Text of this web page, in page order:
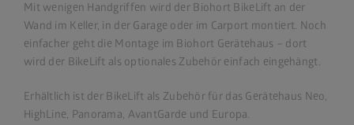
Mit wenigen Handgriffen wird der Biohort BikeLift an der
Wand im Keller, in der Garage oder im Carport montiert. Noch
einfacher geht die Montage im Biohort Gerätehaus – dort
wird der BikeLift als optionales Zubehör einfach eingehängt.
Erhältlich ist der BikeLift als Zubehör für das Gerätehaus Neo,
HighLine, Panorama, AvantGarde und Europa.